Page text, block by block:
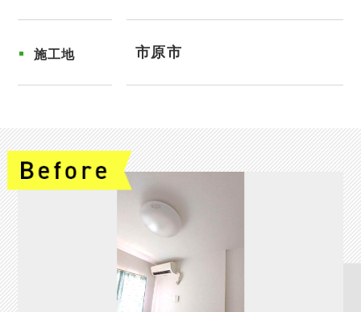
施工地 市原市